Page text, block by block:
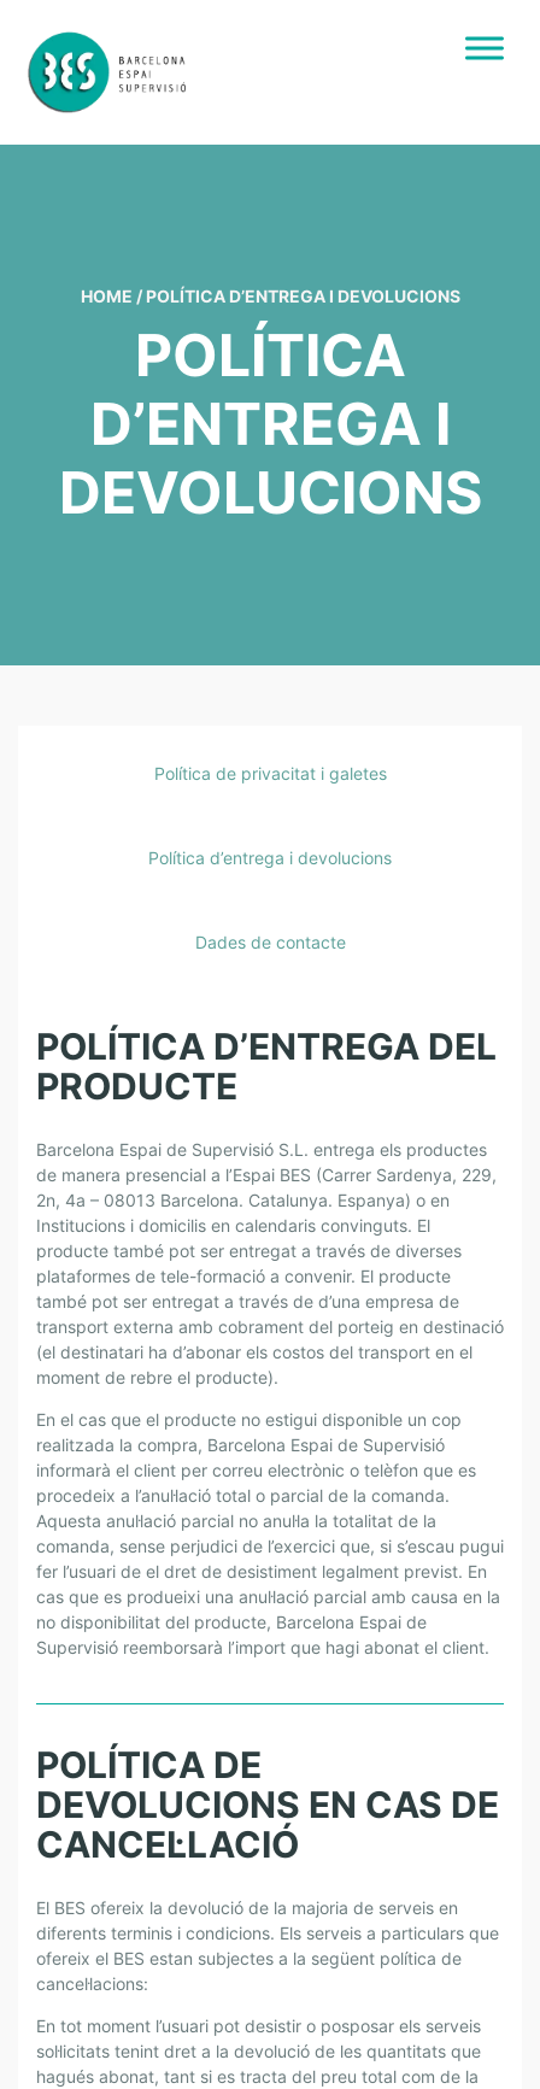
HOME / POLÍTICA D’ENTREGA I DEVOLUCIONS
POLÍTICA
D’ENTREGA I
DEVOLUCIONS
E
N
T
E
G
A
I
D
E
V
O
L
C
I
O
N
S
Política de privacitat i galetes
Política d’entrega i devolucions
Dades de contacte
POLÍTICA D’ENTREGA DEL
PRODUCTE
Barcelona Espai de Supervisió S.L. entrega els productes
de manera presencial a l’Espai BES (Carrer Sardenya, 229,
2n, 4a – 08013 Barcelona. Catalunya. Espanya) o en
Institucions i domicilis en calendaris convinguts. El
producte també pot ser entregat a través de diverses
plataformes de tele-formació a convenir. El producte
també pot ser entregat a través de d’una empresa de
transport externa amb cobrament del porteig en destinació
(el destinatari ha d’abonar els costos del transport en el
moment de rebre el producte).
En el cas que el producte no estigui disponible un cop
realitzada la compra, Barcelona Espai de Supervisió
informarà el client per correu electrònic o telèfon que es
procedeix a l’anul·lació total o parcial de la comanda.
Aquesta anul·lació parcial no anul·la la totalitat de la
comanda, sense perjudici de l’exercici que, si s’escau pugui
fer l’usuari de el dret de desistiment legalment previst. En
cas que es produeixi una anul·lació parcial amb causa en la
no disponibilitat del producte, Barcelona Espai de
Supervisió reemborsarà l’import que hagi abonat el client.
POLÍTICA DE
DEVOLUCIONS EN CAS DE
CANCEL·LACIÓ
El BES ofereix la devolució de la majoria de serveis en
diferents terminis i condicions. Els serveis a particulars que
ofereix el BES estan subjectes a la següent política de
cancel·lacions:
En tot moment l’usuari pot desistir o posposar els serveis
sol·licitats tenint dret a la devolució de les quantitats que
hagués abonat, tant si es tracta del preu total com de la